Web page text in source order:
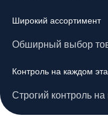
Широкий ассортимент
Обширный выбор
Контроль на каждом
Строгий контроль на